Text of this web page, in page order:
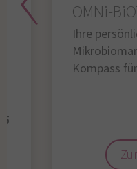
OMNi-
Ihre
Kompass